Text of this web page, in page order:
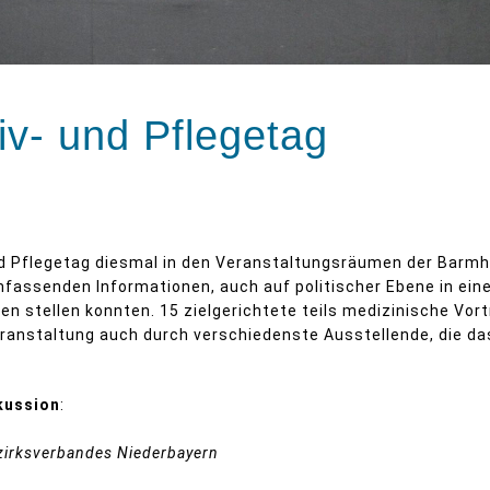
und Pflegetag
diesmal in den Veranstaltungsräumen der
Informationen, auch auf politischer Ebene in
stellen konnten. 15 zielgerichtete teils medizinische
auch durch verschiedenste Ausstellende, die
:
Niederbayern